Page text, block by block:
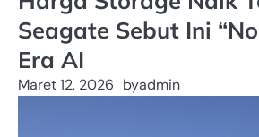
Seagate Sebut Ini
Era AI
Maret 12, 2026 byadmin